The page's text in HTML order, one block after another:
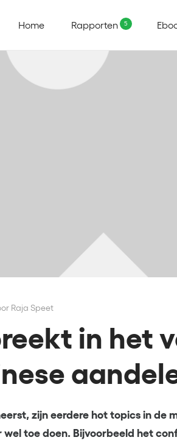
Home Rapporten
Raja Speet
in het
zijn eerdere hot topics in de
wel toe doen. Bijvoorbeeld het